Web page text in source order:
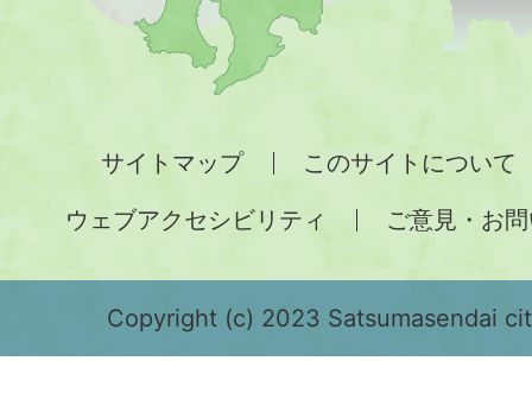
緑
で
サイトマップ
このサイトについて
ウェブアクセシビリティ
ご意見・お
Copyright (c) 2023 Satsumasendai